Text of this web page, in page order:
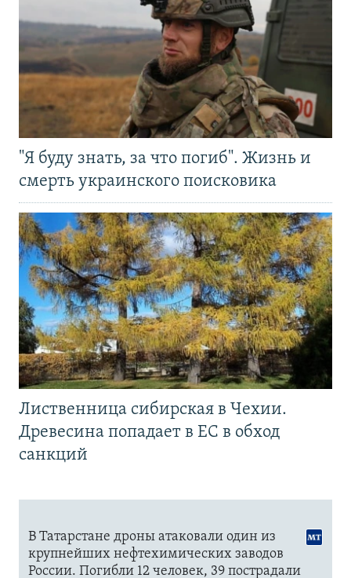
"Я буду знать, за что погиб". Жизнь и
смерть украинского поисковика
Лиственница сибирская в Чехии.
Древесина попадает в ЕС в обход
санкций